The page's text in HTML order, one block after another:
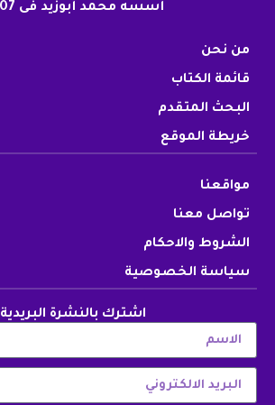
أسسه محمد أبوزيد فى 2007
من نحن
قائمة الكتاب
البحث المتقدم
خريطة الموقع
مواقعنا
تواصل معنا
الشروط والاحكام
سياسة الخصوصية
اشترك بالنشرة البريدية